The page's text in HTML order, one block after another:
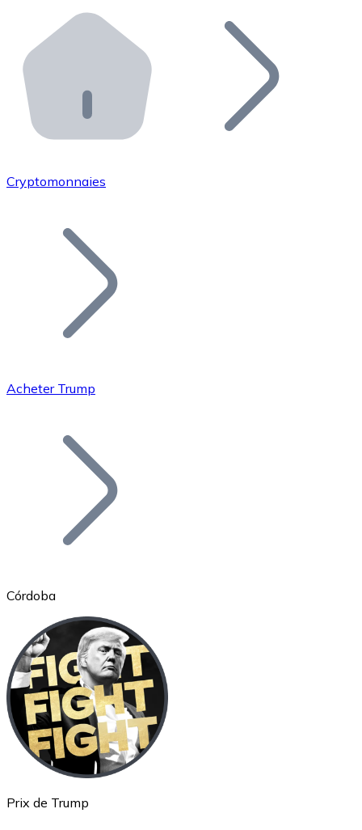
Distributeurs automatiques Bitnovo
Intégrez un ATM Bitnovo dans votre entreprise et
API Bitnovo
Intégrez notre API dans votre écosystème.
Rejoignez notre réseau de distributeurs et
Ajoutez le token de votre projet à notre service
Bitcoin
Ethereum
ETH
Cryptomonnaies
Acheter Trump
Córdoba
Prix de Trump